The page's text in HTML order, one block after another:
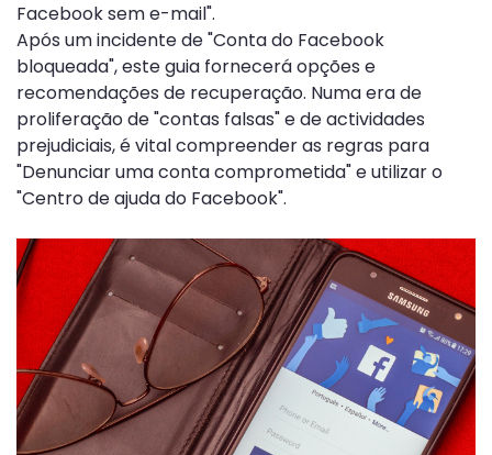
Facebook sem e-mail".
Após um incidente de "Conta do Facebook
bloqueada", este guia fornecerá opções e
recomendações de recuperação. Numa era de
proliferação de "contas falsas" e de actividades
prejudiciais, é vital compreender as regras para
"Denunciar uma conta comprometida" e utilizar o
"Centro de ajuda do Facebook".